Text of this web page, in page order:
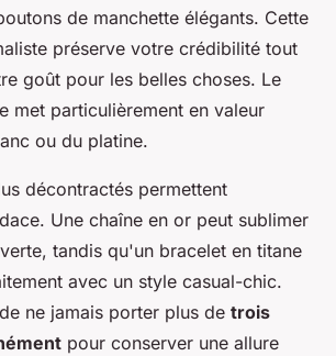
de manchette élégants. Cette
préserve votre crédibilité tout
goût pour les belles choses. Le
met particulièrement en valeur
ou du platine.
décontractés permettent
Une chaîne en or peut sublimer
tandis qu'un bracelet en titane
avec un style casual-chic.
ne jamais porter plus de trois
pour conserver une allure